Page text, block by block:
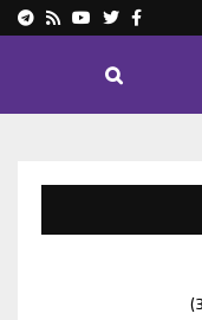
Facebook
Twitter
Youtube
Rss